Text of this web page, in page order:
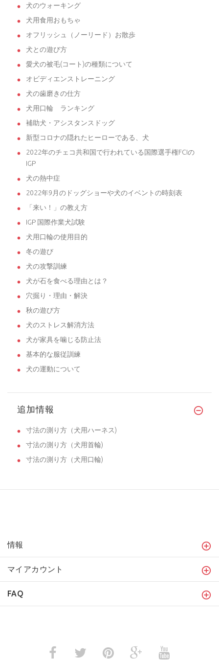
犬のウォーキング
犬用食用おもちゃ
オフリッシュ（ノーリード）お散歩
犬との遊び方
愛犬の被毛(コート)の種類について
オビディエンストレーニング
犬の歯磨きの仕方
犬用口輪 ランキング
補助犬・アシスタンスドッグ
新型コロナの隠れたヒーローである、犬
2022年のチェコ共和国で行われている国際選手権FCIの
IGP
犬の熱中症
2022年9月のドッグショーや犬のイベントの時刻表
「来い！」の教え方
IGP 国際作業犬試験
犬用口輪の使用目的
冬の遊び
犬の攻撃訓練
犬が石を食べる理由とは？
穴掘り・理由・解決
秋の遊び方
犬のストレス解消方法
犬が家具を噛じる防止法
基本的な服従訓練
犬の運動について
追加情報
寸法の測り方（犬用ハーネス)
寸法の測り方（犬用首輪)
寸法の測り方（犬用口輪)
情報
マイアカウント
FAQ